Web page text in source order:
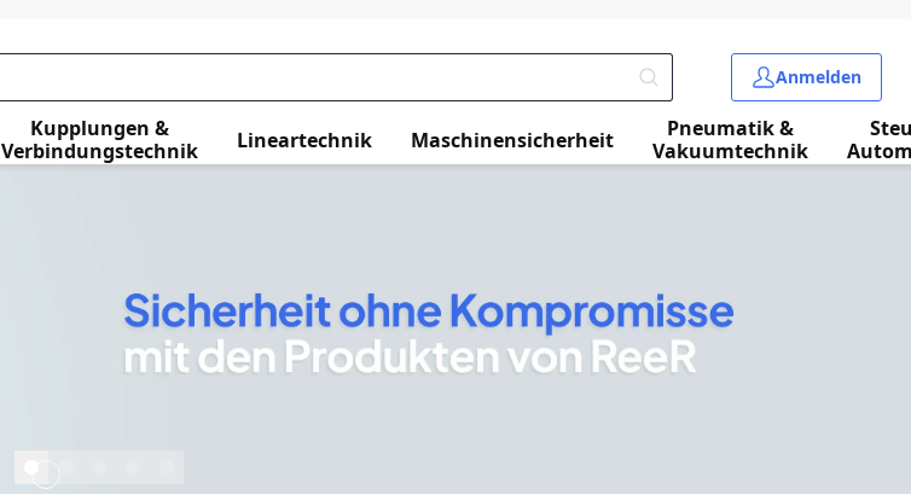
Anmelden
Kupplungen &
Verbindungstechnik
Lineartechnik Maschinensicherheit
Pneumatik &
Vakuumtechnik